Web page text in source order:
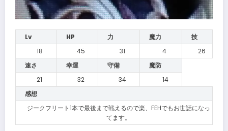
Lv HP 力 魔力
技
18
45 31 4
26
速さ
幸運 守備
魔防
21
32 34
14
感想
ジークフリート1本で最後まで戦えるので楽、FEHでもお世話になっ
てます。